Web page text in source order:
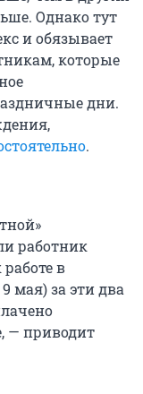
Однако тут
и обязывает
которые
дни.
.
работник
в
мая) за эти два
— приводит